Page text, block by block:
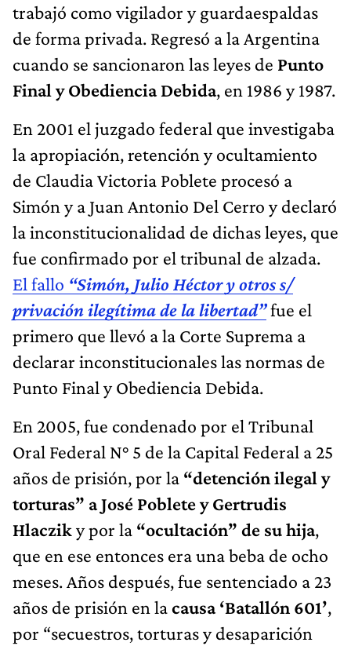
trabajó como vigilador y guardaespaldas
de forma privada. Regresó a la Argentina
cuando se sancionaron las leyes de Punto
Final y Obediencia Debida, en 1986 y 1987.
En 2001 el juzgado federal que investigaba
la apropiación, retención y ocultamiento
de Claudia Victoria Poblete procesó a
Simón y a Juan Antonio Del Cerro y declaró
la inconstitucionalidad de dichas leyes, que
fue confirmado por el tribunal de alzada.
El fallo “Simón, Julio Héctor y otros s/
privación ilegítima de la libertad”fue el
primero que llevó a la Corte Suprema a
declarar inconstitucionales las normas de
Punto Final y Obediencia Debida.
En 2005, fue condenado por el Tribunal
Oral Federal N° 5 de la Capital Federal a 25
años de prisión, por la “detención ilegal y
torturas” a José Poblete y Gertrudis
Hlacziky por la “ocultación” de su hija,
que en ese entonces era una beba de ocho
meses. Años después, fue sentenciado a 23
años de prisión en lacausa ‘Batallón 601’,
por “secuestros, torturas y desaparición